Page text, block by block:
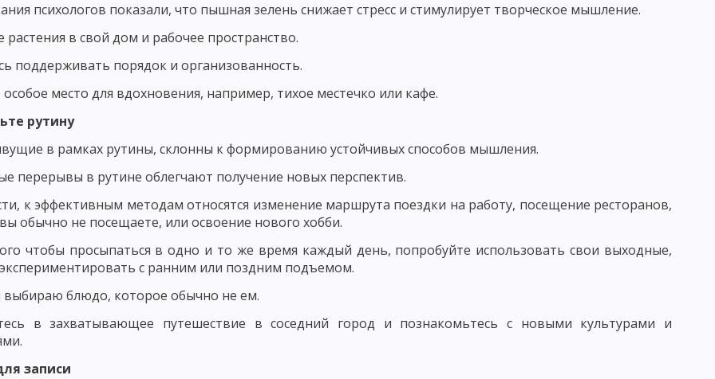
В ВОСПИТАНИИ
ВЗАИМООТНОШЕНИЙ
КОНКРЕТНОСТИ ВОСПИТАТЕЛЬНЫХ МЕРОПРИЯТИЙ ПРИНЦИП ОПТИМИЗАЦИИ ВОСПИТАТЕЛЬНОГО ПРОЦЕССА
И УВАЖЕНИЕМ К ЛИЧНОСТИ ВОСПИТАННИКА
ИХ ДЕЯТЕЛЬНОСТИ ПРИНЦИП СОЗНАТЕЛЬНОСТИ, САМОДЕЯТЕЛЬНОСТИ И АКТИВНОСТИ ВОСПИТАННИКОВ
ОСНОВНЫЕ НАПРАВЛЕНИЯ ВОСПИТАНИЯ НАЦИОНАЛЬНОЕ ВОСПИТАНИЕ
ОБЩИЕ ПРИНЦИПЫ НАЦИОНАЛЬНОГО ВОСПИТАНИЯ ОСНОВНЫЕ НАПРАВЛЕНИЯ НАЦИОНАЛЬНОГО ВОСПИТАНИЯ
ВОСПИТАНИЯ МЕТОДЫ НЕПОСРЕДСТВЕННОГО ВОСПИТАТЕЛЬНОГО ВОЗДЕЙСТВИЯ
ВОСПИТАТЕЛЬНЫЕ ФУНКЦИИ СОЦИАЛЬНОЙ СРЕДЫ ОБЩЕСТВЕННОЕ МНЕНИЕ
МАТЕРИАЛОВ НА САЙТЕ ПЕДАГОГИКА.ОРГ
психологов показали, что пышная зелень снижает стресс и стимулирует творческое мышление.
растения в свой дом и рабочее пространство.
поддерживать порядок и организованность.
место для вдохновения, например, тихое местечко или кафе.
рутину
в рамках рутины, склонны к формированию устойчивых способов мышления.
перерывы в рутине облегчают получение новых перспектив.
к эффективным методам относятся изменение маршрута поездки на работу, посещение ресторанов,
обычно не посещаете, или освоение нового хобби.
чтобы просыпаться в одно и то же время каждый день, попробуйте использовать свои выходные,
с ранним или поздним подъемом.
выбираю блюдо, которое обычно не ем.
в захватывающее путешествие в соседний город и познакомьтесь с новыми культурами и
записи